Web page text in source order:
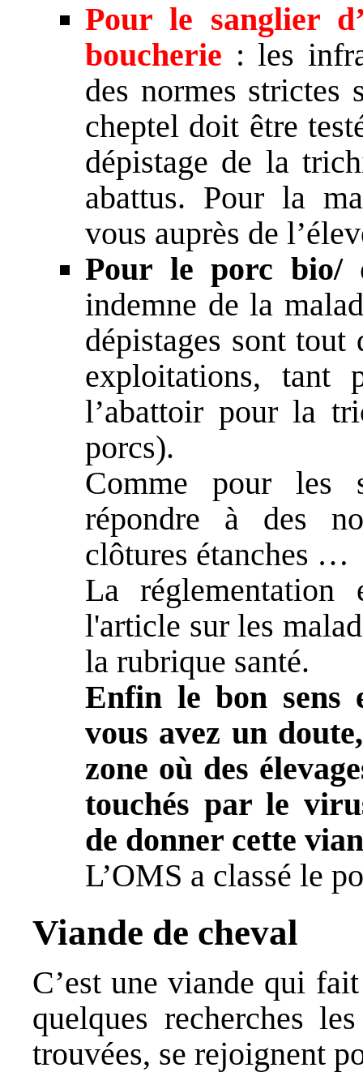
Pour le sanglier
boucherie : les
des normes strictes
cheptel doit être
dépistage de la
abattus. Pour la
vous auprès de
Pour le porc bio/
indemne de la
dépistages sont tout
exploitations, tant
l’abattoir pour la
porcs).
Comme pour les
répondre à des
clôtures étanches …
La
l'article surles
la rubrique santé.
Enfin le bon sens
vous avez un
zone où des
touchés par le
de donner cette
L’OMS a classé le
Viande de cheval
C’est une viande qui
quelques recherches
trouvées, se rejoignent